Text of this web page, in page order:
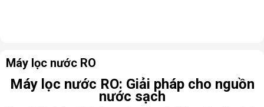
Máy lọc nước RO
Máy lọc nước RO: Giải pháp cho nguồn
nước sạch